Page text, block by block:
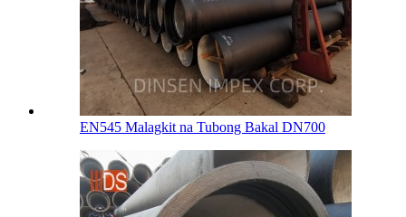
EN545 Malagkit na Tubong Bakal DN700